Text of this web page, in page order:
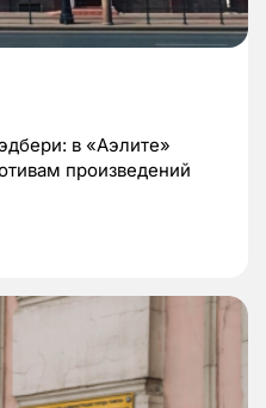
в «Аэлите»
произведений